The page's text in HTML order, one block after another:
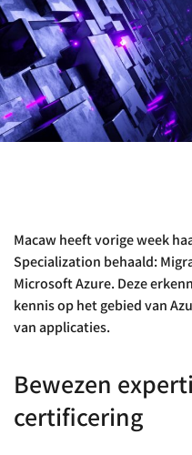
Macaw heeft vorige week
Specialization behaald:
Microsoft Azure. Deze
kennis op het gebied van
van applicaties.
Bewezen
certificering